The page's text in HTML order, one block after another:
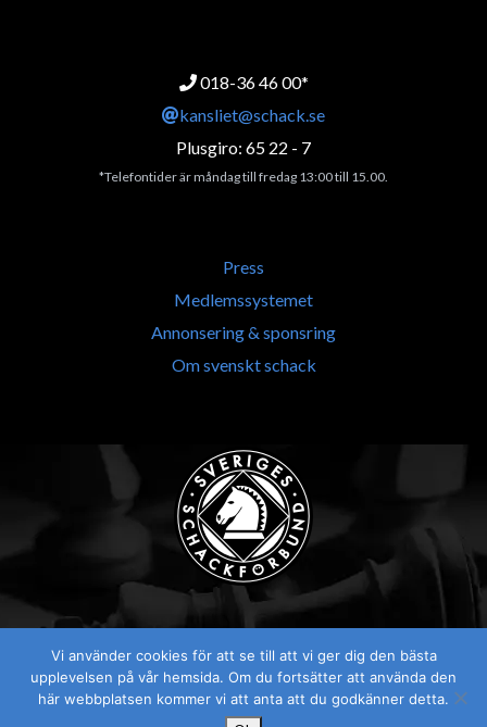
018-36 46 00*
kansliet@schack.se
Plusgiro: 65 22 - 7
*Telefontider är måndag till fredag 13:00 till 15.00.
Press
Medlemssystemet
Annonsering & sponsring
Om svenskt schack
Visselblåsaren
Vi använder cookies för att se till att vi ger dig den bästa
upplevelsen på vår hemsida. Om du fortsätter att använda den
här webbplatsen kommer vi att anta att du godkänner detta.